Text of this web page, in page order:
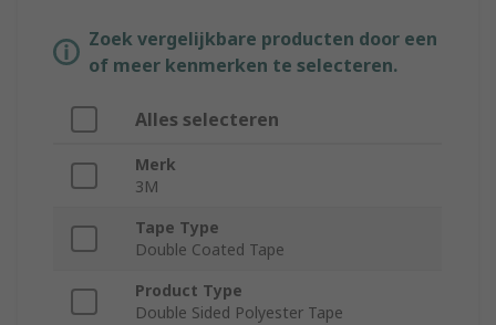
Zoek vergelijkbare producten door een
of meer kenmerken te selecteren.
Alles selecteren
Merk
3M
Tape Type
Double Coated Tape
Product Type
Double Sided Polyester Tape